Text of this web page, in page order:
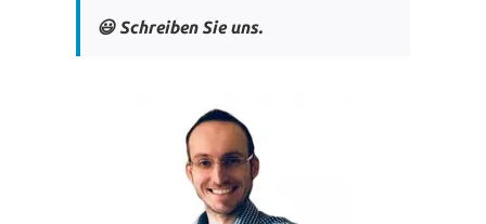
😃 Schreiben Sie uns.